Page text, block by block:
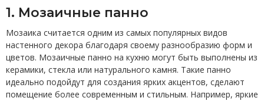
1. Мозаичные панно
Мозаика считается одним из самых популярных видов
настенного декора благодаря своему разнообразию форм и
цветов. Мозаичные панно на кухню могут быть выполнены из
керамики, стекла или натурального камня. Такие панно
идеально подойдут для создания ярких акцентов, сделают
помещение более современным и стильным. Например, яркие